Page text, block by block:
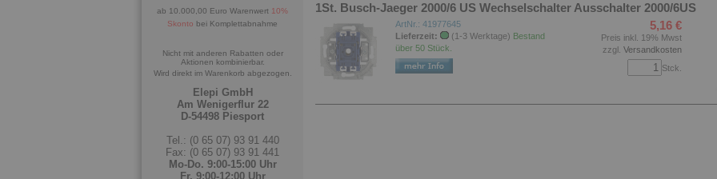
ab 10.000,00 Euro Warenwert 10%
Skonto bei Komplettabnahme
Nicht mit anderen Rabatten oder
Aktionen kombinierbar.
Wird direkt im Warenkorb abgezogen.
Elepi GmbH
Am Wenigerflur 22
D-54498 Piesport
Tel.: (0 65 07) 93 91 440
Fax: (0 65 07) 93 91 441
Mo-Do. 9:00-15:00 Uhr
Fr. 9:00-12:00 Uhr
1St. Busch-Jaeger 2000/6 US Wechselschalter Ausschalter 2000/6US
ArtNr.: 41977645
Lieferzeit:
(1-3 Werktage) Bestand
über 50 Stück.
5,16 €
Preis inkl. 19% Mwst
zzgl.Versandkosten
Stck.